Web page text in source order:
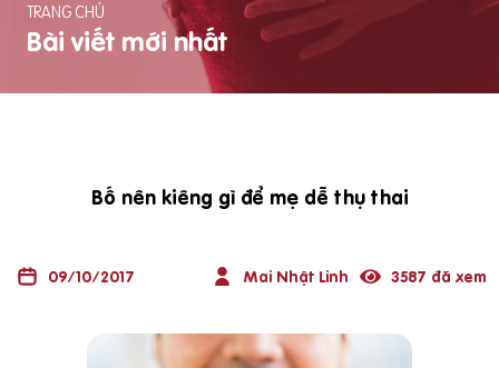
TRANG CHỦ
Bài viết mới nhất
Bố nên kiêng gì để mẹ dễ thụ thai
09/10/2017 Mai Nhật Linh 3587 đã xem